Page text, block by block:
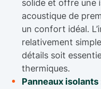
solide et offre une
acoustique de
un confort idéal.
relativement
détails soit
thermiques.
Panneaux isolants